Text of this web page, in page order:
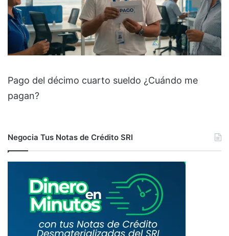
Pago del décimo cuarto sueldo ¿Cuándo me
pagan?
Negocia Tus Notas de Crédito SRI